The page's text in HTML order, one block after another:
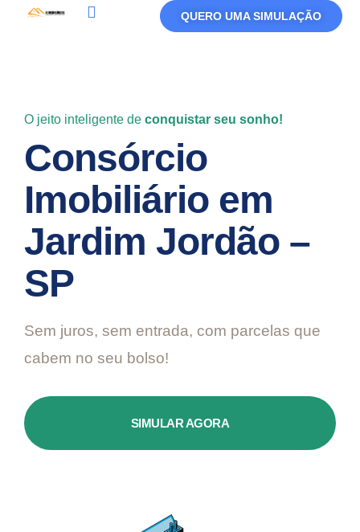
QUERO UMA SIMULAÇÃO
O jeito inteligente de conquistar seu sonho!
Consórcio
Imobiliário em
Jardim Jordão –
SP
Sem juros, sem entrada, com parcelas que
cabem no seu bolso!
SIMULAR AGORA